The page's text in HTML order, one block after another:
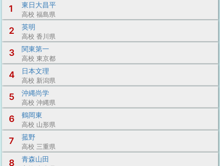
1
東日大昌平
高校 福島県
2 英明
高校 香川県
3 関東第一
高校 東京都
4 日本文理
高校 新潟県
5 沖縄尚学
高校 沖縄県
6 鶴岡東
高校 山形県
7 菰野
高校 三重県
8 青森山田